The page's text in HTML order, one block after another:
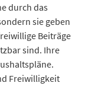
durch das
sie geben
Beiträge
sind. Ihre
Freiwilligkeit